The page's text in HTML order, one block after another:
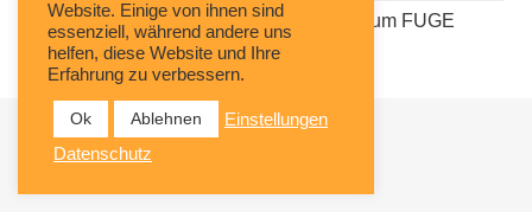
Ausstellung mit Nicole Nickel im Kunstraum FUGE
Website. Einige von ihnen sind
essenziell, während andere uns
helfen, diese Website und Ihre
Erfahrung zu verbessern.
Ok Ablehnen
Einstellungen
Datenschutz